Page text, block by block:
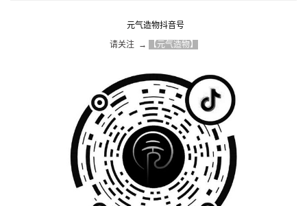
元气造物抖音号
请关注  → 【元气造物】